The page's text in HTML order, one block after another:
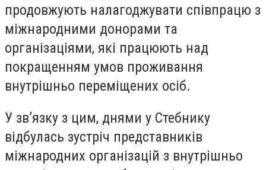
продовжують налагоджувати співпрацю з
міжнародними донорами та
організаціями, які працюють над
покращенням умов проживання
внутрішньо переміщених осіб.
У зв’язку з цим, днями у Стебнику
відбулась зустріч представників
міжнародних організацій з внутрішньо